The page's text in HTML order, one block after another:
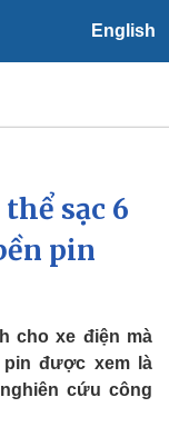
English
tiết
sạc 6
pin
cho xe điện mà
được xem là
cứu công